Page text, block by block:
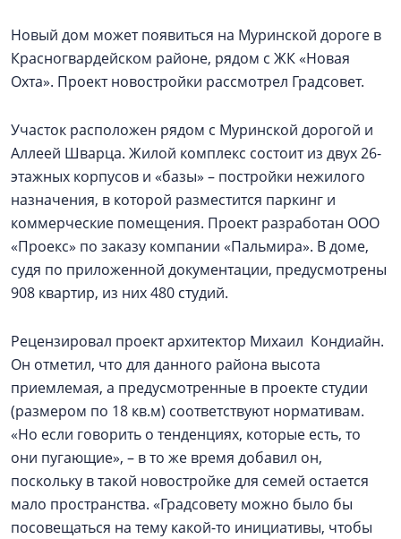
Новый дом может появиться на Муринской дороге в
Красногвардейском районе, рядом с ЖК «Новая
Охта». Проект новостройки рассмотрел Градсовет.
Участок расположен рядом с Муринской дорогой и
Аллеей Шварца. Жилой комплекс состоит из двух 26-
этажных корпусов и «базы» – постройки нежилого
назначения, в которой разместится паркинг и
коммерческие помещения. Проект разработан ООО
«Проекс» по заказу компании «Пальмира». В доме,
судя по приложенной документации, предусмотрены
908 квартир, из них 480 студий.
Рецензировал проект архитектор Михаил Кондиайн.
Он отметил, что для данного района высота
приемлемая, а предусмотренные в проекте студии
(размером по 18 кв.м) соответствуют нормативам.
«Но если говорить о тенденциях, которые есть, то
они пугающие», – в то же время добавил он,
поскольку в такой новостройке для семей остается
мало пространства. «Градсовету можно было бы
посовещаться на тему какой-то инициативы, чтобы